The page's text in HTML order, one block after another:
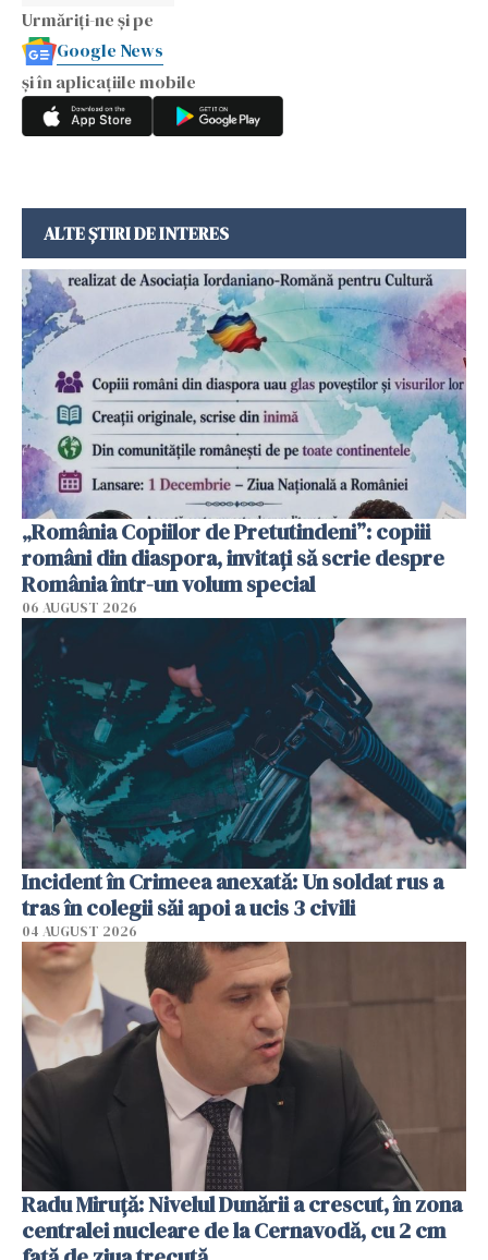
Urmăriți-ne și pe
Google News
și în aplicațiile mobile
ALTE ȘTIRI DE INTERES
„România Copiilor de Pretutindeni”: copiii
români din diaspora, invitați să scrie despre
România într-un volum special
06 AUGUST 2026
Incident în Crimeea anexată: Un soldat rus a
tras în colegii săi apoi a ucis 3 civili
04 AUGUST 2026
Radu Miruţă: Nivelul Dunării a crescut, în zona
centralei nucleare de la Cernavodă, cu 2 cm